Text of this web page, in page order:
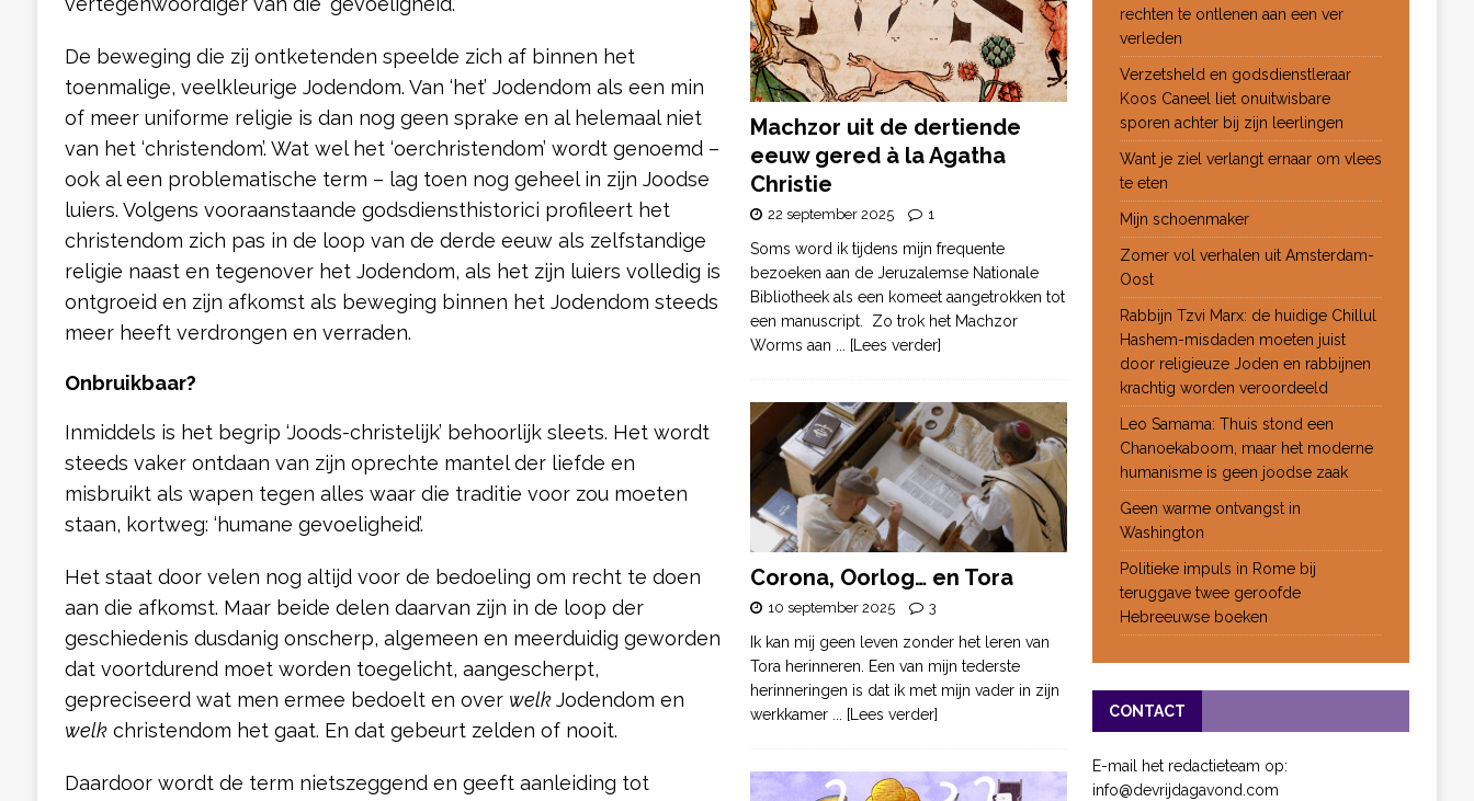
De beweging die zij ontketenden speelde zich af binnen het
toenmalige, veelkleurige Jodendom. Van ‘het’ Jodendom als een min
of meer uniforme religie is dan nog geen sprake en al helemaal niet
van het ‘christendom’. Wat wel het ‘oerchristendom’ wordt genoemd –
ook al een problematische term – lag toen nog geheel in zijn Joodse
luiers. Volgens vooraanstaande godsdiensthistorici profileert het
christendom zich pas in de loop van de derde eeuw als zelfstandige
religie naast en tegenover het Jodendom, als het zijn luiers volledig is
ontgroeid en zijn afkomst als beweging binnen het Jodendom steeds
meer heeft verdrongen en verraden.
Onbruikbaar?
Inmiddels is het begrip ‘Joods-christelijk’ behoorlijk sleets. Het wordt
steeds vaker ontdaan van zijn oprechte mantel der liefde en
misbruikt als wapen tegen alles waar die traditie voor zou moeten
staan, kortweg: ‘humane gevoeligheid’.
Het staat door velen nog altijd voor de bedoeling om recht te doen
aan die afkomst. Maar beide delen daarvan zijn in de loop der
geschiedenis dusdanig onscherp, algemeen en meerduidig geworden
dat voortdurend moet worden toegelicht, aangescherpt,
gepreciseerd wat men ermee bedoelt en over welkJodendom en
welkchristendom het gaat. En dat gebeurt zelden of nooit.
Daardoor wordt de term nietszeggend en geeft aanleiding tot
Machzor uit de dertiende
eeuw gered à la Agatha
Christie
22 september 2025 1
Soms word ik tijdens mijn frequente
bezoeken aan de Jeruzalemse Nationale
Bibliotheek als een komeet aangetrokken tot
een manuscript. Zo trok het Machzor
Worms aan ... [Lees verder]
Corona, Oorlog… en Tora
10 september 2025 3
Ik kan mij geen leven zonder het leren van
Tora herinneren. Een van mijn tederste
herinneringen is dat ik met mijn vader in zijn
werkkamer ... [Lees verder]
rechten te ontlenen aan een ver
verleden
Verzetsheld en godsdienstleraar
Koos Caneel liet onuitwisbare
sporen achter bij zijn leerlingen
Want je ziel verlangt ernaar om vlees
te eten
Mijn schoenmaker
Zomer vol verhalen uit Amsterdam-
Oost
Rabbijn Tzvi Marx: de huidige Chillul
Hashem-misdaden moeten juist
door religieuze Joden en rabbijnen
krachtig worden veroordeeld
Leo Samama: Thuis stond een
Chanoekaboom, maar het moderne
humanisme is geen joodse zaak
Geen warme ontvangst in
Washington
Politieke impuls in Rome bij
teruggave twee geroofde
Hebreeuwse boeken
CONTACT
E-mail het redactieteam op:
info@devrijdagavond.com